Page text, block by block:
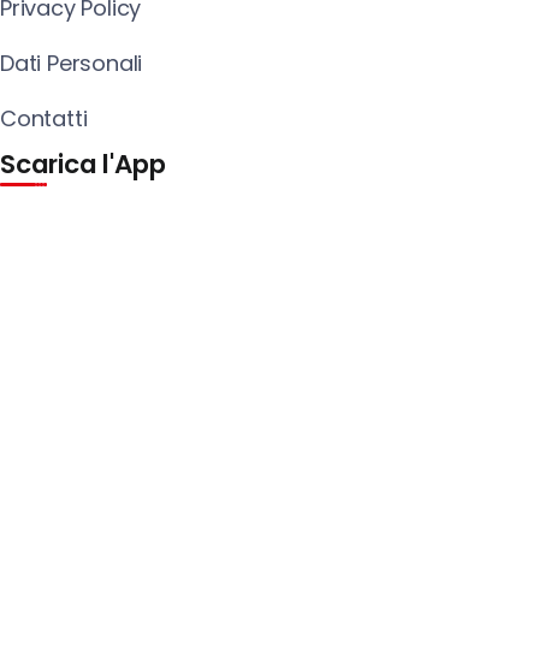
Privacy Policy
Dati Personali
Contatti
Scarica l'App